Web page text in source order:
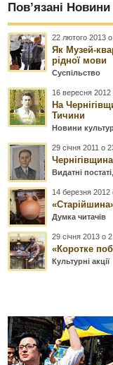
Пов’язані Новини
22 лютого 2013
Як Музей-
рідної мови
Суспільство
16 вересня 2012
На
Тичини
Новини
29 січня 2011 о
Видатні постаті
14 березня 2012
Думка читачів
29 січня 2013 о
«Коротке
Культурні акції